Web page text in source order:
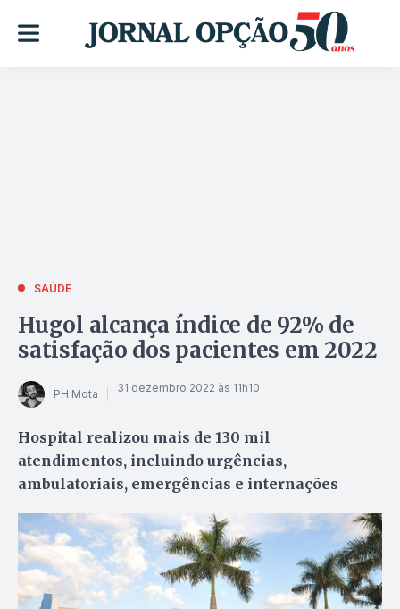
SAÚDE
Hugol alcança índice de 92% de
satisfação dos pacientes em 2022
PH Mota 31 dezembro 2022 às 11h10
Hospital realizou mais de 130 mil
atendimentos, incluindo urgências,
ambulatoriais, emergências e internações